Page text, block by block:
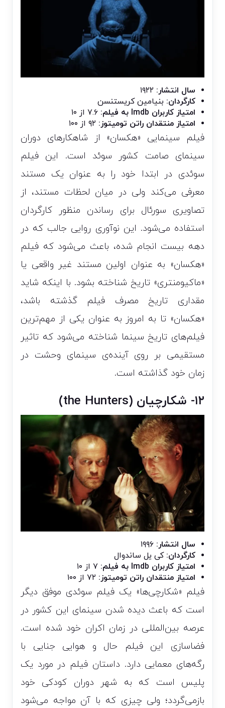
سال انتشار:
کارگردان: بنیامین کریستنسن
امتیاز کاربران Imdb به فیلم:
۷.۶ از ۱۰
امتیاز منتقدان راتن تومیتوز:
فیلم سینمایی «هکسان» از شاهکارهای دوران
سینمای صامت کشور سوئد است. این فیلم
سوئدی در ابتدا خود را به عنوان یک مستند
معرفی می‌کند ولی در میان لحظات مستند، از
تصاویری سورئال برای رساندن منظور کارگردان
استفاده می‌شود. این نوآوری روایی جالب که در
دهه بیست انجام شده، باعث می‌شود که فیلم
«هکسان» به عنوان اولین مستند غیر واقعی یا
«ماکیومنتری» تاریخ شناخته بشود. با اینکه شاید
مقداری تاریخ مصرف فیلم گذشته باشد،
«هکسان» تا به امروز به عنوان یکی از مهم‌ترین
فیلم‌های تاریخ سینما شناخته می‌شود که تاثیر
مستقیمی بر روی آینده‌ی سینمای وحشت در
زمان خود گذاشته است.
۱۲- شکارچیان (the Hunters)
سال انتشار: ۱۹۹۶
کارگردان: کی یل ساندوال
امتیاز کاربران Imdb به فیلم:
۷ از ۱۰
امتیاز منتقدان راتن تومیتوز:
فیلم «شکارچی‌ها» یک فیلم سوئدی موفق دیگر
است که باعث دیده شدن سینمای این کشور در
عرصه بین‌المللی در زمان اکران خود شده است.
فضاسازی این فیلم حال و هوایی جنایی با
رگه‌های معمایی دارد. داستان فیلم در مورد یک
پلیس است که به شهر دوران کودکی خود
بازمی‌گردد؛ ولی چیزی که با آن مواجه می‌شود